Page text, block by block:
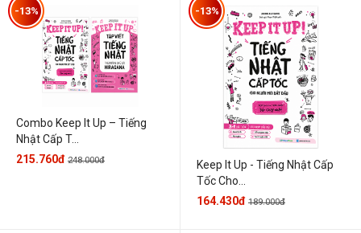
Combo Keep It Up – Tiếng
Nhật Cấp T...
-13%
215.760đ 248.000đ
Keep It Up - Tiếng Nhật Cấp
Tốc Cho...
-13%
164.430đ 189.000đ